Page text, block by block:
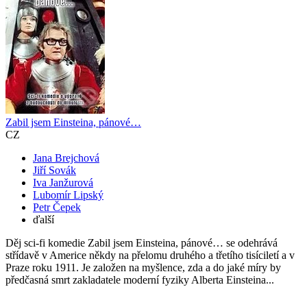
Zabil jsem Einsteina, pánové…
CZ
Jana Brejchová
Jiří Sovák
Iva Janžurová
Lubomír Lipský
Petr Čepek
ďalší
Děj sci-fi komedie Zabil jsem Einsteina, pánové… se odehrává
střídavě v Americe někdy na přelomu druhého a třetího tisíciletí a v
Praze roku 1911. Je založen na myšlence, zda a do jaké míry by
předčasná smrt zakladatele moderní fyziky Alberta Einsteina...